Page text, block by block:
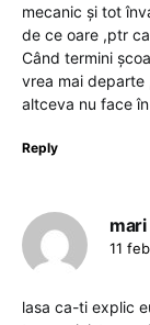
mecanic și tot
de ce oare ,ptr
Când termini
vrea mai departe
altceva nu face
Reply
mari
11
lasa ca-ti explic